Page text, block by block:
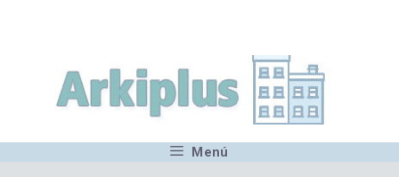
contenido
Menú